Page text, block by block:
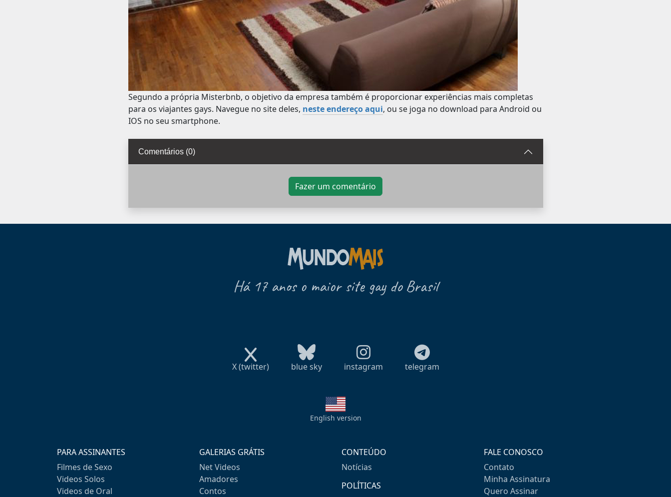
Segundo a própria Misterbnb, o objetivo da empresa também é proporcionar experiências mais completas
para os viajantes gays. Navegue no site deles, neste endereço aqui, ou se joga no download para Android ou
IOS no seu smartphone.
Comentários (0)
Fazer um comentário
Há 17 anos o maior site gay do Brasil
X (twitter) blue sky instagram telegram
English version
PARA ASSINANTES
Filmes de Sexo
Videos Solos
Videos de Oral
GALERIAS GRÁTIS
Net Videos
Amadores
Contos
CONTEÚDO
Notícias
POLÍTICAS
FALE CONOSCO
Contato
Minha Assinatura
Quero Assinar